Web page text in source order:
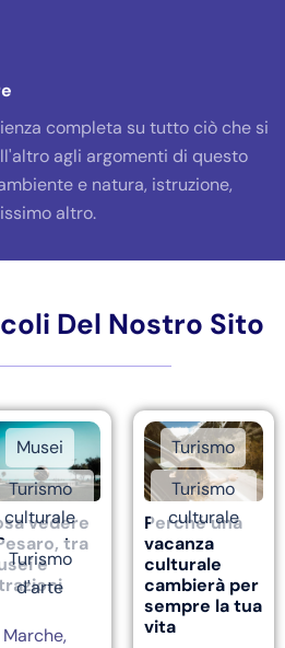
completa su tutto ciò che si
agli argomenti di questo
e natura, istruzione,
altro.
Del Nostro Sito
Musei
Turismo
culturale
Turismo
d'arte
vedere
tra
e
Marche,
Turismo
Turismo
culturale
Perché una
vacanza
culturale
cambierà per
sempre la tua
vita